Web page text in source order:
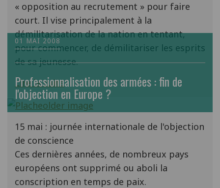
« opposition au recrutement » pour faire
court. Il vise principalement à la
démilitarisation de la nation en tentant,
pour commencer, de démilitariser les esprits
de sa jeunesse.
Lire la suite
01 MAI 2008
Professionnalisation des armées : fin de
l'objection en Europe ?
15 mai : journée internationale de l'objection
de conscience
Ces dernières années, de nombreux pays
européens ont supprimé ou aboli la
conscription en temps de paix.